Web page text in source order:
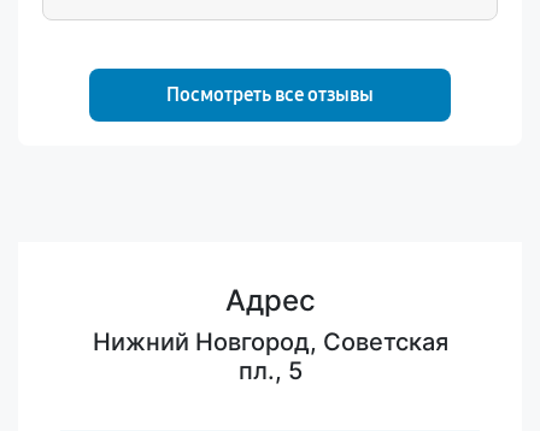
профессионального подхода.
Посмотреть все отзывы
Адрес
Нижний Новгород, Советская
пл., 5